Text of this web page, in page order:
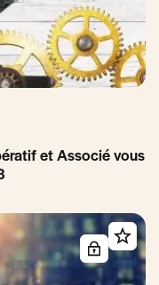
et Associé vous